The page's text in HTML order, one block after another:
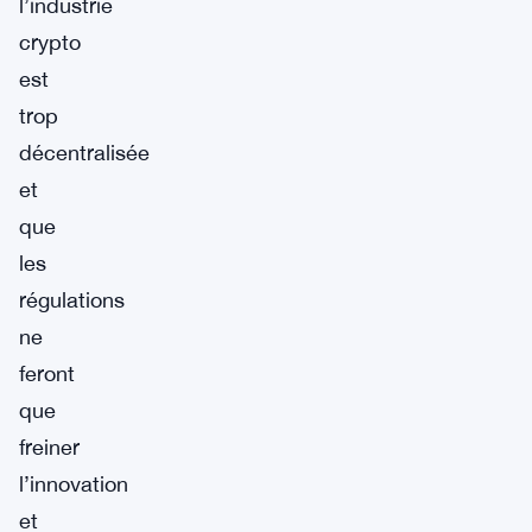
l’industrie
crypto
est
trop
décentralisée
et
que
les
régulations
ne
feront
que
freiner
l’innovation
et